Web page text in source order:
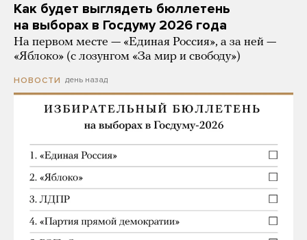
Как будет выглядеть бюллетень
на выборах в Госдуму 2026 года
На первом месте — «Единая Россия», а за ней —
«Яблоко» (с лозунгом «За мир и свободу»)
НОВОСТИ день назад